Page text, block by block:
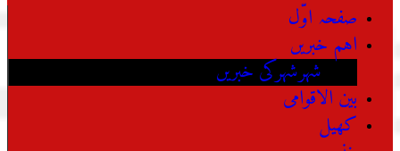
صفحہ اوّل
اہم خبریں
شہرشہرکی خبریں
بین الاقوامی
کھیل